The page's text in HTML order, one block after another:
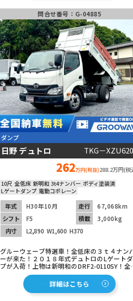
問合せ番号：G-04885
ダンプ
日野 デュトロ TKG－
262万円(税抜)288.2万円(税
10尺 全低床 新明和 3t4ナンバー ボディ塗装済
Lゲートダンプ 電動コボレーン
年式 H30年10月 走行
67,068km
シフト
F5 積載
3,000kg
内寸
L2,890 W1,600 H370
グルーウェーブ特選車！全低床の３ｔ４ナン
ーが来た！２０１８年式デュトロのLゲート
プが入荷！上物は新明和のDRF2-0110SY！全
床で積み降ろし楽々！なんと電動のコボレーン
付き！これはこぼれないですね！ボデーも綺麗
させていただきました！経済的なのにガンガン
働ける１台！
詳細はこちら